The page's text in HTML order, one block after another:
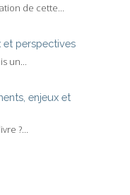
de cette...
et perspectives
un...
enjeux et
?...